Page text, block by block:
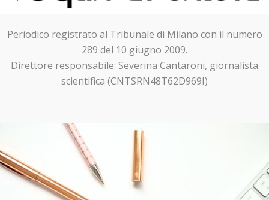
Periodico registrato al Tribunale di Milano con il numero
289 del 10 giugno 2009.
Direttore responsabile: Severina Cantaroni, giornalista
scientifica (CNTSRN48T62D969I)